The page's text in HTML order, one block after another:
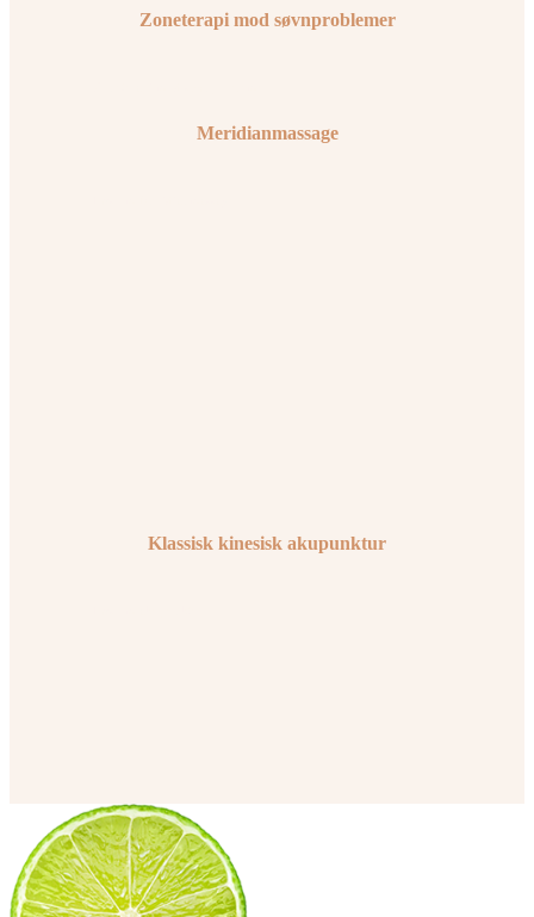
Zoneterapi mod søvnproblemer
Meridianmassage
Klassisk kinesisk akupunktur